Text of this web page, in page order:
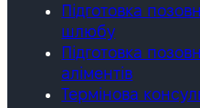
Підготовка
шлюбу
Підготовка
аліментів
Термінова